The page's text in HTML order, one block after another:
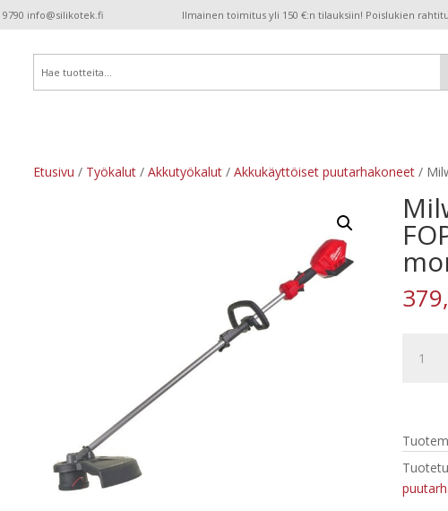
9790 info@silikotek.fi Ilmainen toimitus yli 150 €:n tilauksiin! Poislukien
Etusivu / Työkalut/ Akkutyökalut/ Akkukäyttöiset puutarhakoneet/
M18
määrä